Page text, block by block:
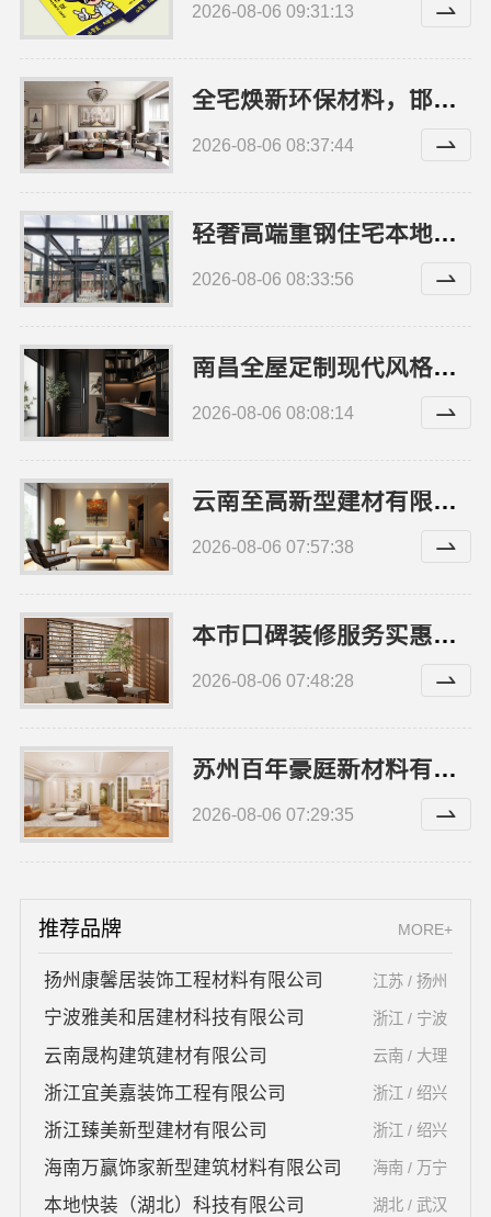
2026-08-06 09:31:13
全宅焕新环保材料，邯郸至臻全宅新材料有限公司打造零醛居所
2026-08-06 08:37:44
轻奢高端重钢住宅本地维保，云南晟构建筑建材有限公司提供
2026-08-06 08:33:56
南昌全屋定制现代风格施工队，江西尚宅尚品新型环保材料有限公司
2026-08-06 08:08:14
云南至高新型建材有限公司：五华一站式装修公司对比
2026-08-06 07:57:38
本市口碑装修服务实惠嘉兴绿色之家建材科技有限公司
2026-08-06 07:48:28
苏州百年豪庭新材料有限公司全包家装施工报价新房
2026-08-06 07:29:35
推荐品牌 MORE+
扬州康馨居装饰工程材料有限公司 江苏 / 扬州
宁波雅美和居建材科技有限公司 浙江 / 宁波
云南晟构建筑建材有限公司 云南 / 大理
浙江宜美嘉装饰工程有限公司 浙江 / 绍兴
浙江臻美新型建材有限公司 浙江 / 绍兴
海南万赢饰家新型建筑材料有限公司 海南 / 万宁
本地快装（湖北）科技有限公司 湖北 / 武汉